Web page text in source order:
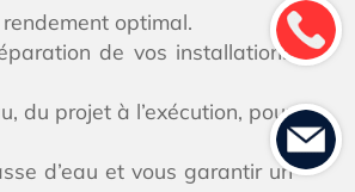
optimal.
de vos installations
du projet à l’exécution, pour
d’eau et vous garantir un